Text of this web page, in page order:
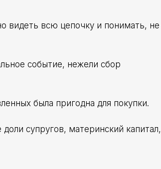
видеть всю цепочку и понимать, не
событие, нежели сбор
была пригодна для покупки.
супругов, материнский капитал,